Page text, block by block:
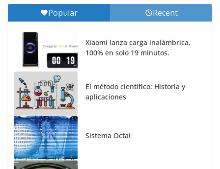
Popular Recent
Xiaomi lanza carga inalámbrica,
100% en solo 19 minutos.
El método científico: Historia y
aplicaciones
Sistema Octal